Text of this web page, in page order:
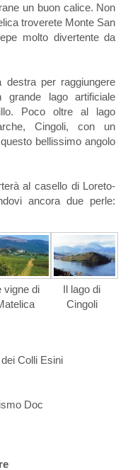
un buon calice. Non
troverete Monte San
molto divertente da
per raggiungere
lago artificiale
Poco oltre al lago
Cingoli, con un
bellissimo angolo
al casello di Loreto-
ancora due perle:
vigne di
Il lago di
Cingoli
Colli Esini
Doc